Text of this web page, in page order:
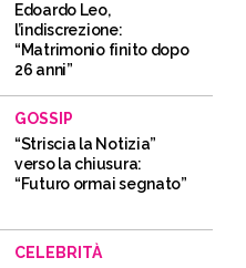
Edoardo Leo,
l’indiscrezione:
“Matrimonio finito dopo
26 anni”
GOSSIP
“Striscia la Notizia”
verso la chiusura:
“Futuro ormai segnato”
CELEBRITÀ